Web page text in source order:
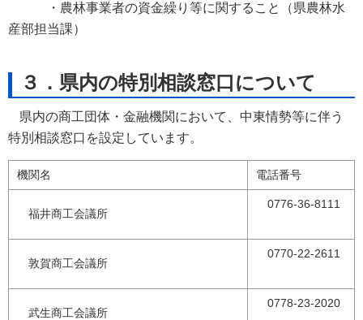
・農林事業者の資金繰り等に関すること（県農林水
産部担当課）
３．県内の特別相談窓口について
県内の商工団体・金融機関において、中東情勢等に伴う
特別相談窓口を設定しています。
機関名 電話番号
福井商工会議所
0776-36-8111
敦賀商工会議所
0770-22-2611
武生商工会議所
0778-23-2020